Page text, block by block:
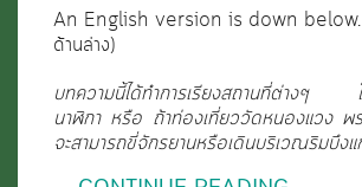
แก่น
จ.ขอนแ
ประวัติศ
An English version is down below.
ด้านล่าง)
บทความนี้ได้ทำการเรียงสถานที่ต่างๆ ใ
นาฬิกา หรือ ถ้าท่องเที่ยววัดหนองแวง พ
จะสามารถขี่จักรยานหรือเดินบริเวณริมบึง